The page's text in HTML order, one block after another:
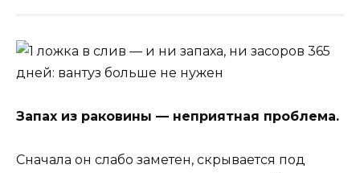
Запах из раковины — неприятная проблема.
Сначала он слабо заметен, скрывается под